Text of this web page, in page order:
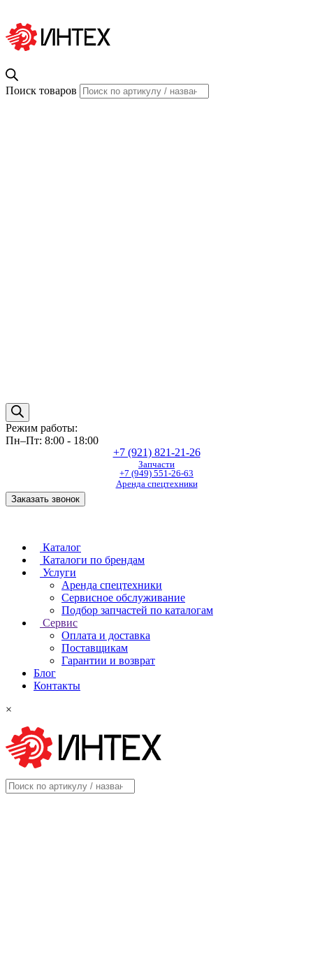
Поиск товаров
Режим работы:
Пн–Пт: 8:00 - 18:00
+7 (921) 821-21-26
Запчасти
+7 (949) 551-26-63
Аренда спецтехники
Заказать звонок
Каталог
Каталоги по брендам
Услуги
Аренда спецтехники
Сервисное обслуживание
Подбор запчастей по каталогам
Сервис
Оплата и доставка
Поставщикам
Гарантии и возврат
Блог
Контакты
×